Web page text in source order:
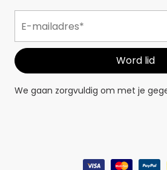
We gaan zorgvuldig om met je